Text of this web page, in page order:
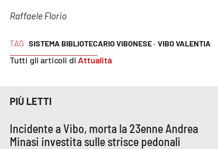
Apple
TAG SISTEMA BIBLIOTECARIO VIBONESE · VIBO VALENTIA
Tutti gli articoli di Attualità
Raffaele Florio
PIÙ LETTI
Incidente a Vibo, morta la 23enne Andrea
Minasi investita sulle strisce pedonali